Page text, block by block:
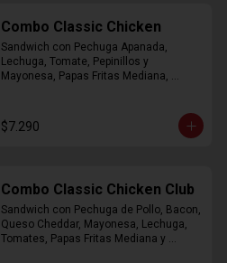
Combo Classic Chicken
Sandwich con Pechuga Apanada,
Lechuga, Tomate, Pepinillos y
Mayonesa, Papas Fritas Mediana,
$7.290
Combo Classic Chicken Club
Sandwich con Pechuga de Pollo, Bacon,
Queso Cheddar, Mayonesa, Lechuga,
Tomates, Papas Fritas Mediana y